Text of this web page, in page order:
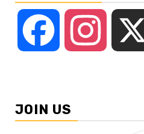
Facebook Instagram
JOIN US